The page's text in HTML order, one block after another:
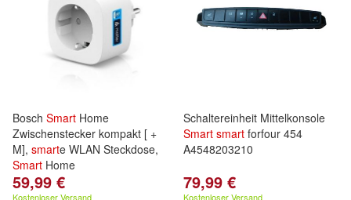
Bosch Smart Home
Zwischenstecker kompakt [ +
M], smarte WLAN Steckdose,
Smart Home
59,99 €
Kostenloser Versand
Schaltereinheit Mittelkonsole
Smart smart forfour 454
A4548203210
79,99 €
Kostenloser Versand